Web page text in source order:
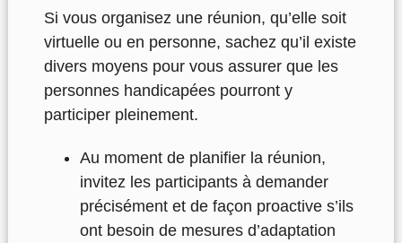
Si vous organisez une réunion, qu’elle soit
virtuelle ou en personne, sachez qu’il existe
divers moyens pour vous assurer que les
personnes handicapées pourront y
participer pleinement.
Au moment de planifier la réunion,
invitez les participants à demander
précisément et de façon proactive s’ils
ont besoin de mesures d’adaptation